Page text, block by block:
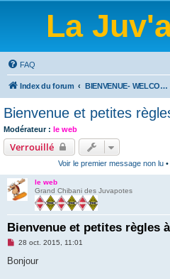
La
FAQ
Index du forum BIENVENUE- WELCOME-BIENVENIDOS-WILLKOMMEN-BEM-VINDO-WELKOM
Bienvenue et petites
Modérateur : le web
Verrouillé
Voir le premier message non lu•
le web
Grand Chibani des Juvapotes
Bienvenue et petites règles
M
s
28 oct. 2015, 11:01
Bonjour